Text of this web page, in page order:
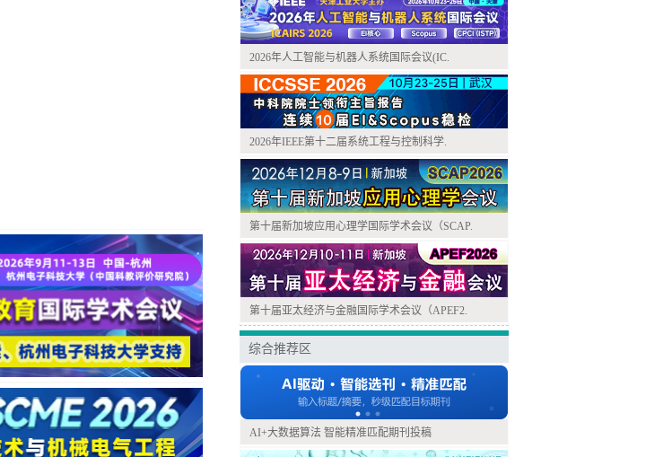
2026年人工智能与机器人系统国际会议(IC.
2026年IEEE第十二届系统工程与控制科学.
第十届新加坡应用心理学国际学术会议（SCAP.
第十届亚太经济与金融国际学术会议（APEF2.
综合推荐区
AI+大数据算法 智能精准匹配期刊投稿